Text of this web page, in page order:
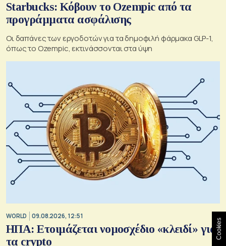
Starbucks: Κόβουν το Ozempic από τα
προγράμματα ασφάλισης
Οι δαπάνες των εργοδοτών για τα δημοφιλή φάρμακα GLP-1,
όπως το Ozempic, εκτινάσσονται στα ύψη
WORLD 09.08.2026, 12:51
ΗΠΑ: Ετοιμάζεται νομοσχέδιο «κλειδί» για
τα crypto
Cookies